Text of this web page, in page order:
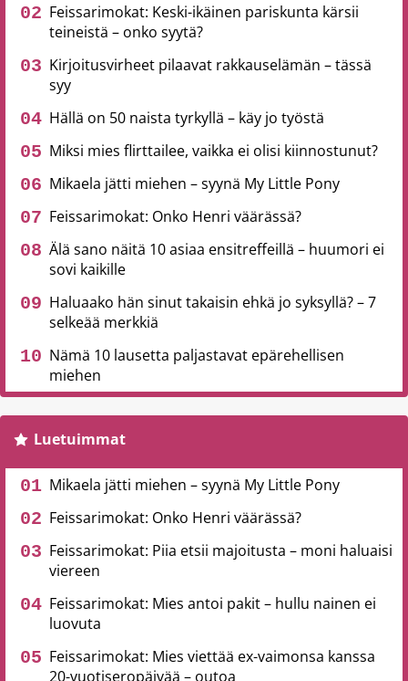
Feissarimokat: Keski-ikäinen pariskunta kärsii
teineistä – onko syytä?
Kirjoitusvirheet pilaavat rakkauselämän – tässä
syy
Hällä on 50 naista tyrkyllä – käy jo työstä
Miksi mies flirttailee, vaikka ei olisi kiinnostunut?
Mikaela jätti miehen – syynä My Little Pony
Feissarimokat: Onko Henri väärässä?
Älä sano näitä 10 asiaa ensitreffeillä – huumori ei
sovi kaikille
Haluaako hän sinut takaisin ehkä jo syksyllä? – 7
selkeää merkkiä
Nämä 10 lausetta paljastavat epärehellisen
miehen
Luetuimmat
Mikaela jätti miehen – syynä My Little Pony
Feissarimokat: Onko Henri väärässä?
Feissarimokat: Piia etsii majoitusta – moni haluaisi
viereen
Feissarimokat: Mies antoi pakit – hullu nainen ei
luovuta
Feissarimokat: Mies viettää ex-vaimonsa kanssa
20-vuotiseropäivää – outoa